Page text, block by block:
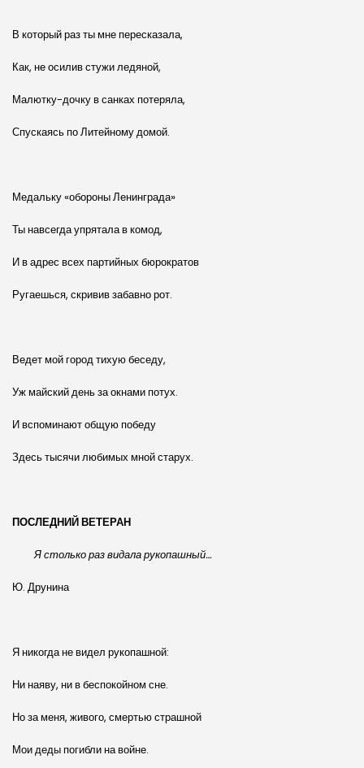
В который раз ты мне пересказала,
Как, не осилив стужи ледяной,
Малютку-дочку в санках потеряла,
Спускаясь по Литейному домой.
Медальку «обороны Ленинграда»
Ты навсегда упрятала в комод,
И в адрес всех партийных бюрократов
Ругаешься, скривив забавно рот.
Ведет мой город тихую беседу,
Уж майский день за окнами потух.
И вспоминают общую победу
Здесь тысячи любимых мной старух.
ПОСЛЕДНИЙ ВЕТЕРАН
Я столько раз видала рукопашный…
Ю. Друнина
Я никогда не видел рукопашной:
Ни наяву, ни в беспокойном сне.
Но за меня, живого, смертью страшной
Мои деды погибли на войне.